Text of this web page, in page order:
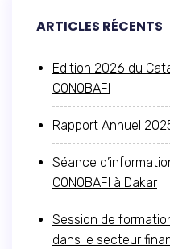
ARTICLES RÉCENTS
Edition 2026 du
CONOBAFI
Rapport Annuel
Séance
CONOBAFI à Dakar
Session de
dans le secteur